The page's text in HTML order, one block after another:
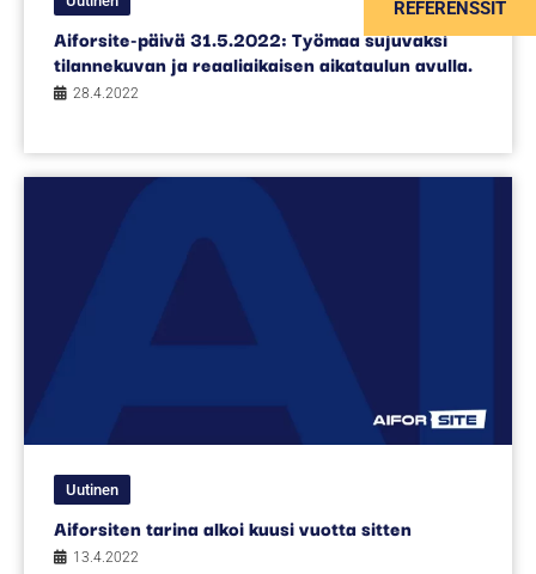
Aiforsite-päivä 31.5.2022: Työmaa sujuvaksi
tilannekuvan ja reaaliaikaisen aikataulun avulla.
28.4.2022
Uutinen
Aiforsiten tarina alkoi kuusi vuotta sitten
13.4.2022
REFERENSSIT